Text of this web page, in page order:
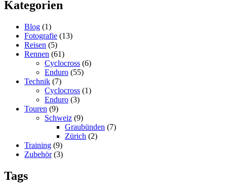
Kategorien
Blog (1)
Fotografie (13)
Reisen (5)
Rennen (61)
Cyclocross (6)
Enduro (55)
Technik (7)
Cyclocross (1)
Enduro (3)
Touren (9)
Schweiz (9)
Graubünden (7)
Zürich (2)
Training (9)
Zubehör(3)
Tags